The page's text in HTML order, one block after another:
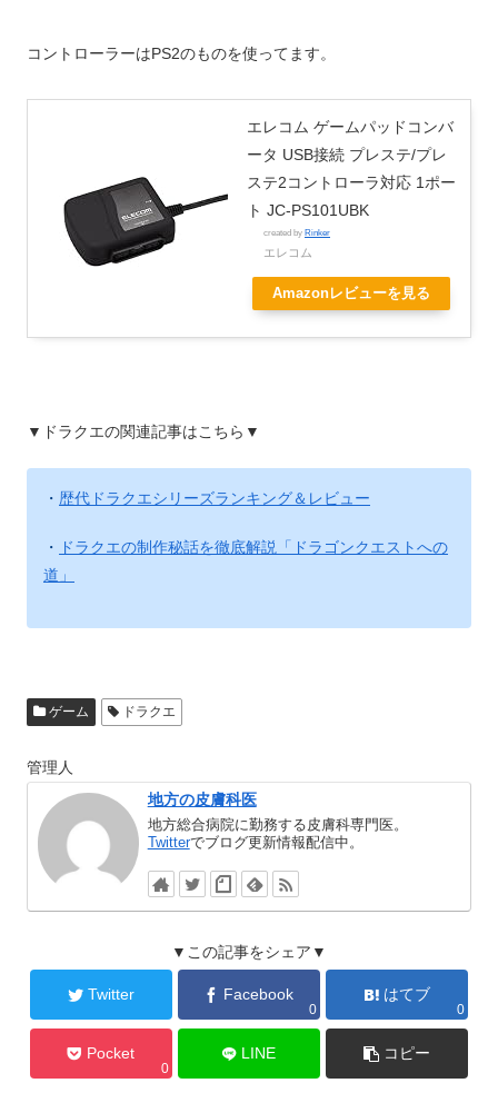
コントローラーはPS2のものを使ってます。
エレコム ゲームパッドコンバ
ータ USB接続 プレステ/プレ
ステ2コントローラ対応 1ポー
ト JC-PS101UBK
created by Rinker
エレコム
Amazonレビューを見る
▼ドラクエの関連記事はこちら▼
・ 歴代ドラクエシリーズランキング＆レビュー
・
ドラクエの制作秘話を徹底解説「ドラゴンクエストへの
道」
ゲーム ドラクエ
管理人
地方の皮膚科医
地方総合病院に勤務する皮膚科専門医。
Twitterでブログ更新情報配信中。
▼この記事をシェア▼
Twitter Facebook
0
はてブ
0
Pocket
0
LINE コピー